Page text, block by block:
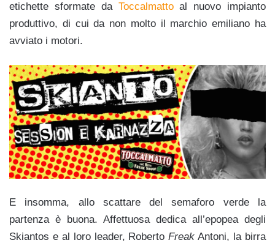
etichette sformate da Toccalmattoal nuovo impianto
produttivo, di cui da non molto il marchio emiliano ha
avviato i motori.
E insomma, allo scattare del semaforo verde la
partenza è buona. Affettuosa dedica all’epopea degli
Skiantos e al loro leader, RobertoFreak Antoni, la birra